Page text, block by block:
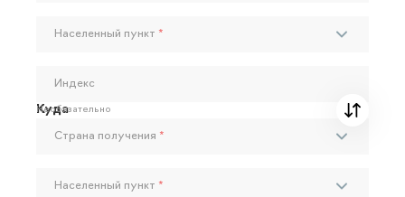
Населенный пункт *
Индекс
Необязательно
Куда
Страна получения *
Населенный пункт *